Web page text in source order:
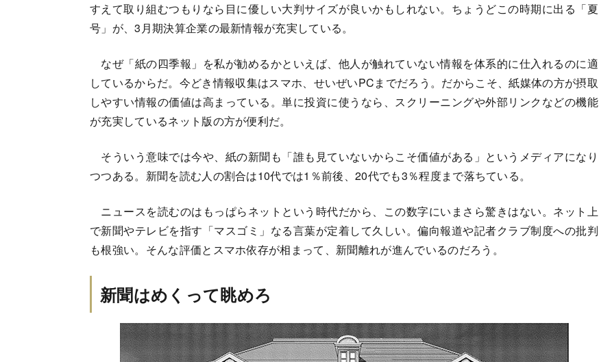
すえて取り組むつもりなら目に優しい大判サイズが良いかもしれない。ちょうどこの時期に出る「夏
号」が、3月期決算企業の最新情報が充実している。
なぜ「紙の四季報」を私が勧めるかといえば、他人が触れていない情報を体系的に仕入れるのに適
しているからだ。今どき情報収集はスマホ、せいぜいPCまでだろう。だからこそ、紙媒体の方が摂取
しやすい情報の価値は高まっている。単に投資に使うなら、スクリーニングや外部リンクなどの機能
が充実しているネット版の方が便利だ。
そういう意味では今や、紙の新聞も「誰も見ていないからこそ価値がある」というメディアになり
つつある。新聞を読む人の割合は10代では1％前後、20代でも3％程度まで落ちている。
ニュースを読むのはもっぱらネットという時代だから、この数字にいまさら驚きはない。ネット上
で新聞やテレビを指す「マスゴミ」なる言葉が定着して久しい。偏向報道や記者クラブ制度への批判
も根強い。そんな評価とスマホ依存が相まって、新聞離れが進んでいるのだろう。
新聞はめくって眺めろ